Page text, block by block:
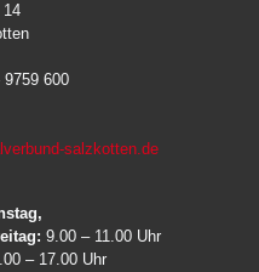
14
9759 600
salzkotten.de
9.00 – 11.00 Uhr
– 17.00 Uhr